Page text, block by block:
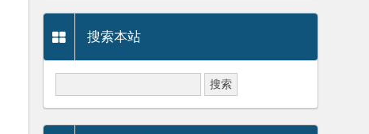
搜索本站